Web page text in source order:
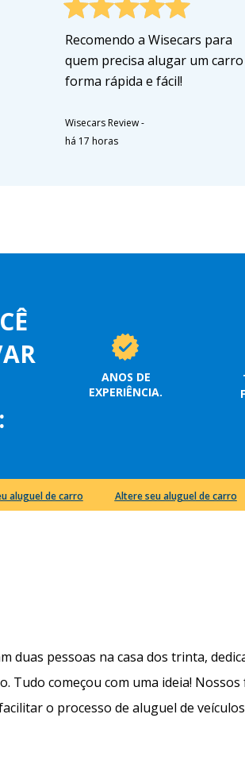
Recomendo a Wisecars para
quem precisa alugar um carro
forma rápida e fácil!
Wisecars Review-
há 17 horas
ANOS DE
EXPERIÊNCIA.
aluguel de carro Altere seu aluguel de carro
duas pessoas na casa dos trinta,
Tudo começou com uma ideia!
o processo de aluguel de